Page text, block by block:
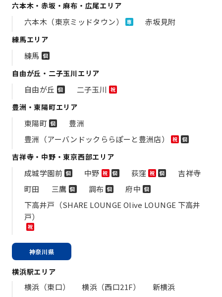
六本木・赤坂・麻布・広尾エリア
六本木（東京ミッドタウン） 専 赤坂見附
練馬エリア
練馬 個
自由が丘・二子玉川エリア
自由が丘 個 二子玉川 祝
豊洲・東陽町エリア
東陽町 個
豊洲
豊洲（アーバンドックららぽーと豊洲店）
祝 個
吉祥寺・中野・東京西部エリア
成城学園前 個 中野 祝 個 荻窪 祝 個
吉祥寺
町田
三鷹 個 調布 個 府中 個
下高井戸（SHARE LOUNGE Olive LOUNGE 下高井
戸）
祝
神奈川県
横浜駅エリア
横浜（東口） 横浜（西口21F）
新横浜